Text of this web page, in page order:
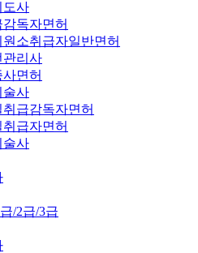
도사
독자면허
소취급자일반면허
관리사
면허
술사
급감독자면허
급자면허
술사
/2급/3급